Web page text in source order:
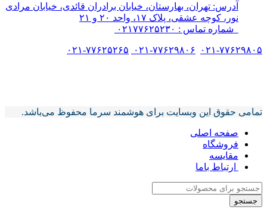
آدرس: تهران، بهارستان، خیابان برادران قائدی، خیابان مرادی
نور، کوچه عشقی، پلاک ۱۷، واحد ۲۰ و ۲۱
شماره تماس : ۰۲۱۷۷۶۲۵۲۳۰
۰۲۱-۷۷۶۲۹۸۰۵ ۰۲۱-۷۷۶۲۹۸۰۶ ۰۲۱-۷۷۶۲۵۲۶۵
تمامی حقوق این وبسایت برای هوشمند سرما محفوظ می‌باشد.
صفحه اصلی
فروشگاه
مقایسه
ارتباط باما
جستجو